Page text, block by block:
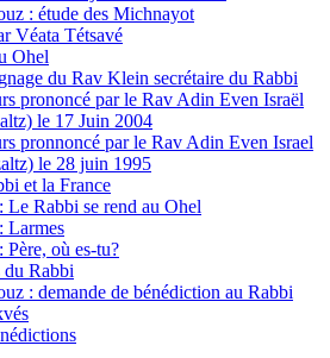
: étude des Michnayot
Véata Tétsavé
Ohel
du Rav Klein secrétaire du Rabbi
prononcé par le Rav Adin Even Israël
le 17 Juin 2004
pronnoncé par le Rav Adin Even Israel
le 28 juin 1995
et la France
Le Rabbi se rend au Ohel
Larmes
Père, où es-tu?
du Rabbi
: demande de bénédiction au Rabbi